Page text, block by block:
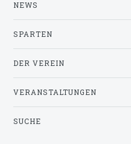
NEWS
SPARTEN
DER VEREIN
VERANSTALTUNGEN
SUCHE